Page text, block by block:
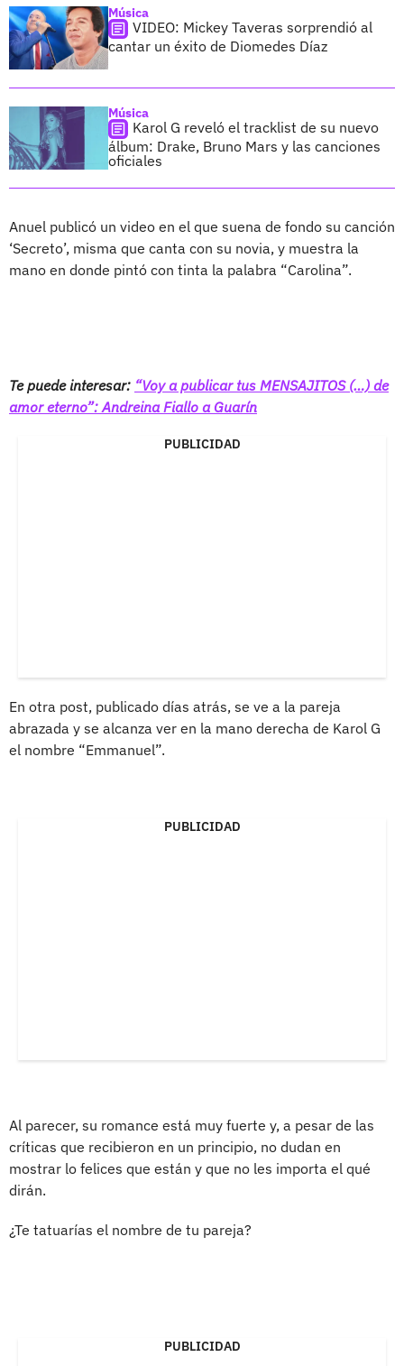
Música
VIDEO: Mickey Taveras sorprendió al
cantar un éxito de Diomedes Díaz
Música
Karol G reveló el tracklist de su nuevo
álbum: Drake, Bruno Mars y las canciones
oficiales
Anuel publicó un video en el que suena de fondo su canción
‘Secreto’, misma que canta con su novia, y muestra la
mano en donde pintó con tinta la palabra “Carolina”.
Te puede interesar: “Voy a publicar tus MENSAJITOS (…) de
amor eterno”: Andreina Fiallo a Guarín
PUBLICIDAD
En otra post, publicado días atrás, se ve a la pareja
abrazada y se alcanza ver en la mano derecha de Karol G
el nombre “Emmanuel”.
PUBLICIDAD
Al parecer, su romance está muy fuerte y, a pesar de las
críticas que recibieron en un principio, no dudan en
mostrar lo felices que están y que no les importa el qué
dirán.
¿Te tatuarías el nombre de tu pareja?
PUBLICIDAD